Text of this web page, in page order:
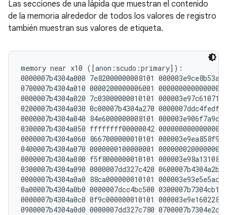
Las secciones de una lápida que muestran el contenido
de la memoria alrededor de todos los valores de registro
también muestran sus valores de etiqueta.
memory near x10 ([anon:scudo:primary]):
0700007b4304a010 0000200000006001
0200007b4304a030 0c00007b4304a270
0300007b4304a050 ffffffff00000042
0400007b4304a070 0000000100000001
0300007b4304a090 0000007dd327c420
0a00007b4304a0b0 0000007dcc4bc500
0900007b4304a0d0 0000007dd327c780